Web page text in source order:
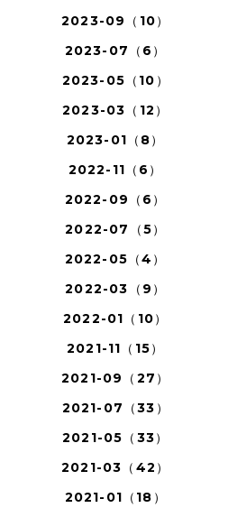
2023-09（10）
2023-07（6）
2023-05（10）
2023-03（12）
2023-01（8）
2022-11（6）
2022-09（6）
2022-07（5）
2022-05（4）
2022-03（9）
2022-01（10）
2021-11（15）
2021-09（27）
2021-07（33）
2021-05（33）
2021-03（42）
2021-01（18）